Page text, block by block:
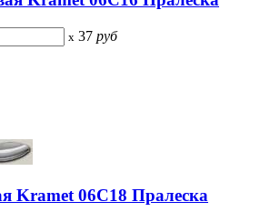
x 37 руб
Kramet 06С18 Пралеска